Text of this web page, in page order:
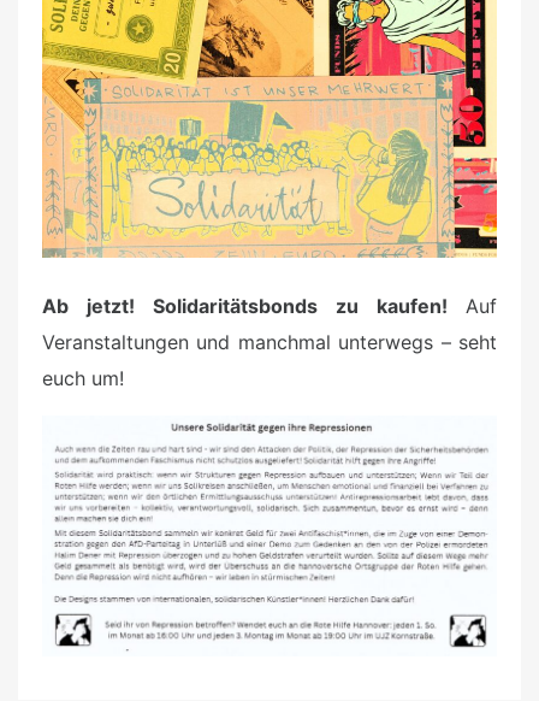
Ab jetzt! Solidaritätsbonds zu kaufen! Auf
Veranstaltungen und manchmal unterwegs – seht
euch um!